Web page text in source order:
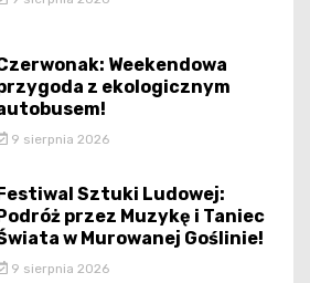
Weekendowa
z ekologicznym
9 sierpnia 2026
Sztuki Ludowej:
przez Muzykę i Taniec
w Murowanej Goślinie!
9 sierpnia 2026